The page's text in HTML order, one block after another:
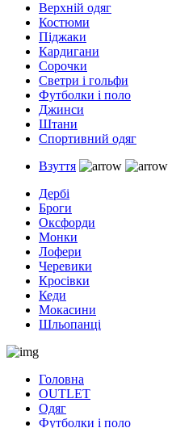
Верхній одяг
Костюми
Піджаки
Кардигани
Сорочки
Светри і гольфи
Футболки і поло
Джинси
Штани
Спортивний одяг
Взуття
Дербі
Броги
Оксфорди
Монки
Лофери
Черевики
Кросівки
Кеди
Мокасини
Шльопанці
Головна
OUTLET
Одяг
Футболки і поло